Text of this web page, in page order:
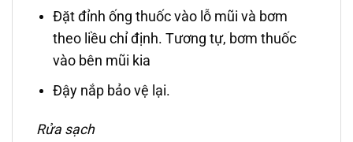
Đặt đỉnh ống thuốc vào lỗ mũi và bơm
theo liều chỉ định. Tương tự, bơm thuốc
vào bên mũi kia
Đậy nắp bảo vệ lại.
Rửa sạch